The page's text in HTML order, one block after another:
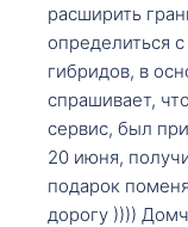
расширить
определиться
гибридов, в
спрашивает,
сервис, был
20 июня,
подарок
дорогу ))))